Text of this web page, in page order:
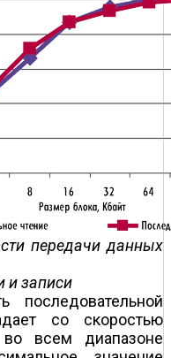
передачи данных
и записи
последовательной
со скоростью
во всем диапазоне